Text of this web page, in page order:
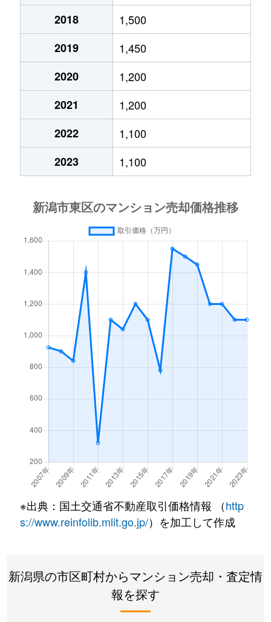
2018
1,500
2019
1,450
2020
1,200
2021
1,200
2022
1,100
2023
1,100
※出典：国土交通省不動産取引価格情報 （http
s://www.reinfolib.mlit.go.jp/）を加工して作成
新潟県の市区町村からマンション売却・査定情
報を探す